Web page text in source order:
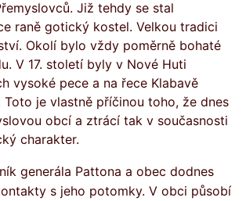
Již tehdy se stal
raně gotický kostel. Velkou tradici
Okolí bylo vždy poměrně bohaté
V 17. století byly v Nové Huti
vysoké pece a na řece Klabavě
Toto je vlastně příčinou toho, že dnes
obcí a ztrácí tak v současnosti
charakter.
s jeho potomky. V obci působí